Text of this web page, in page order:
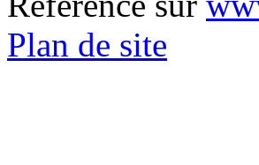
Plan de site